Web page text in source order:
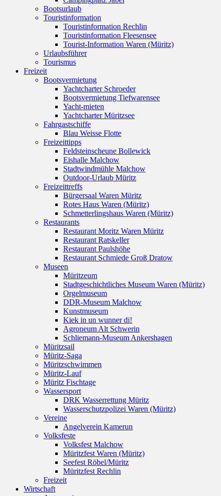
Bootsurlaub
Touristinformation
Touristinformation Rechlin
Touristinformation Fleesensee
Tourist-Information Waren (Müritz)
Urlaubsführer
Tourismus
Freizeit
Bootsvermietung
Yachtcharter Schroeder
Bootsvermietung Tiefwarensee
Yacht-mieten
Yachtcharter Müritzsee
Fahrgastschiffe
Blau Weisse Flotte
Freizeittipps
Feldsteinscheune Bollewick
Eishalle Malchow
Stadtwindmühle Malchow
Outdoor-Urlaub Müritz
Freizeittreffs
Bürgersaal Waren Müritz
Rotes Haus Waren (Müritz)
Schmetterlingshaus Waren (Müritz)
Restaurants
Restaurant Moritz Waren Müritz
Restaurant Ratskeller
Restaurant Paulshöhe
Restaurant Schmiede Groß Dratow
Museen
Müritzeum
Stadtgeschichtliches Museum Waren (Müritz)
Orgelmuseum
DDR-Museum Malchow
Kunstmuseum
Kiek in un wunner di!
Agroneum Alt Schwerin
Schliemann-Museum Ankershagen
Müritzsail
Müritz-Saga
Müritzschwimmen
Müritz-Lauf
Müritz Fischtage
Wassersport
DRK Wasserrettung Müritz
Wasserschutzpolizei Waren (Müritz)
Vereine
Angelverein Kamerun
Volksfeste
Volksfest Malchow
Müritzfest Waren (Müritz)
Seefest Röbel/Müritz
Müritzfest Rechlin
Freizeit
Wirtschaft